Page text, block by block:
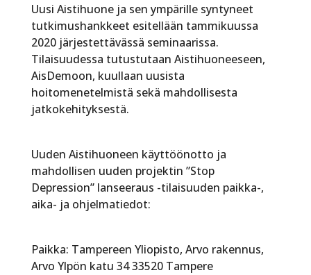
Uusi Aistihuone ja sen ympärille syntyneet
tutkimushankkeet esitellään tammikuussa
2020 järjestettävässä seminaarissa.
Tilaisuudessa tutustutaan Aistihuoneeseen,
AisDemoon, kuullaan uusista
hoitomenetelmistä sekä mahdollisesta
jatkokehityksestä.
Uuden Aistihuoneen käyttöönotto ja
mahdollisen uuden projektin ”Stop
Depression” lanseeraus -tilaisuuden paikka-,
aika- ja ohjelmatiedot:
Paikka: Tampereen Yliopisto, Arvo rakennus,
Arvo Ylpön katu 34 33520 Tampere